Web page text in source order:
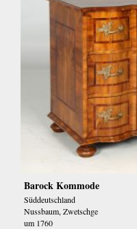
Barock Kommode
Süddeutschland
Nussbaum, Zwetschge
um 1760